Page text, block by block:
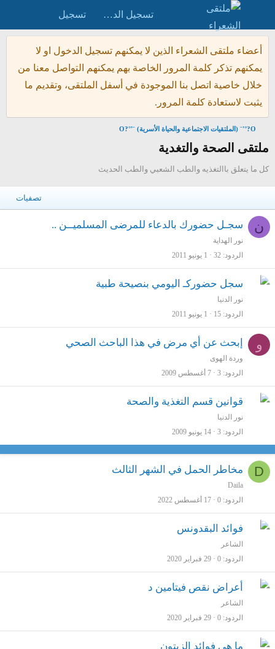
تسجيل الدخول تسجيل
أعضاء ملتقى الشعراء الذين لا يمكنهم تسجيل الدخول او لا
يمكنهم تذكر كلمة المرور الخاصة بهم يمكنهم التواصل معنا من
خلال خاصية اتصل بنا الموجودة في أسفل الملتقى، وتقديم ما
يثبت لاستعادة كلمة المرور.
O?°'¨ (الملتقيات الاجتماعية والحياة الأسرية) ¨'°?O
ملتقى الصحة والتغدية
كل ما يتعلق باالتغذيه والطب الشعبي والطب الحديث
تصفيات
ن سجـل حضورك بالدعاء للمرضى المسلميــن ..
نور الهداية
الردود 32 1 يونيو 2011
سجل حضوركـ اليومي بنصيحة طبية
نور الدنيا
الردود 15 1 يونيو 2011
و إبحث عن أي مرض في هذا الباحث الصحي‏
وردة الهوى
الردود 3 7 أغسطس 2009
قوانين قسم التغذية والصحة
نور الدنيا
الردود 3 14 يونيو 2009
D مخاطر الحمل في الشهر الثالث
Daila
الردود 0 17 أغسطس 2022
فوائد البقدونس
الشاعر
الردود 0 29 فبراير 2020
أعراض نقص فيتامين د
الشاعر
الردود 0 29 فبراير 2020
ما هي فوائد الزيتون